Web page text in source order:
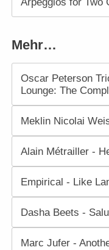
Mehr…
Oscar Peterson
Lounge: The
Meklin Nicolai
Alain Métrailler -
Empirical - Like
Dasha Beets -
Marc Jufer -